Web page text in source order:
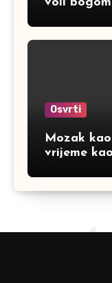
Osvrti
Mozak
vrijeme